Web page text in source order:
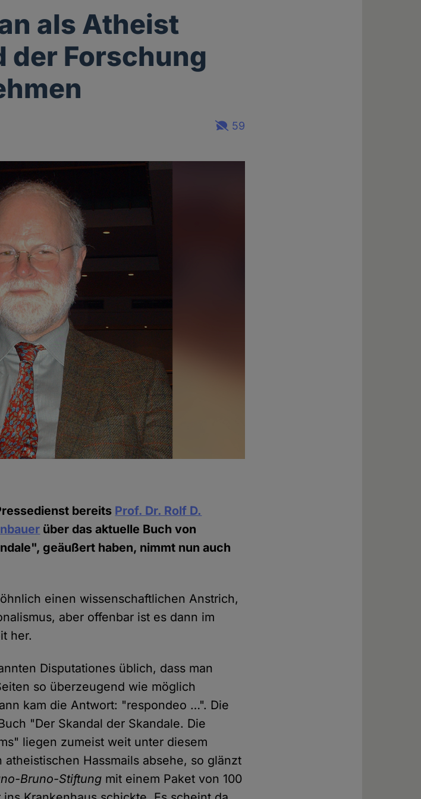
als Atheist
der Forschung
59
bereits Prof. Dr. Rolf D.
über das aktuelle Buch von
geäußert haben, nimmt nun auch
einen wissenschaftlichen Anstrich,
aber offenbar ist es dann im
her.
Disputationes üblich, dass man
so überzeugend wie möglich
kam die Antwort: "respondeo …". Die
"Der Skandal der Skandale. Die
liegen zumeist weit unter diesem
Hassmails absehe, so glänzt
Bruno-Stiftung mit einem Paket von 100